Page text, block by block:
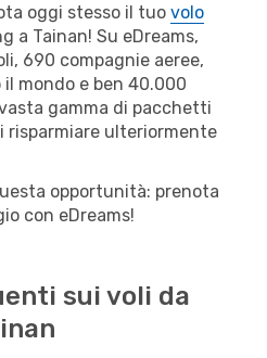
oggi stesso il tuo volo
a Tainan! Su eDreams,
690 compagnie aeree,
mondo e ben 40.000
gamma di pacchetti
risparmiare ulteriormente
opportunità: prenota
con eDreams!
sui voli da